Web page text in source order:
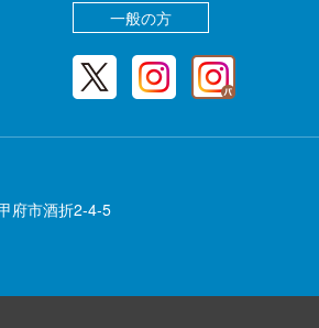
一般の方
府市酒折2-4-5